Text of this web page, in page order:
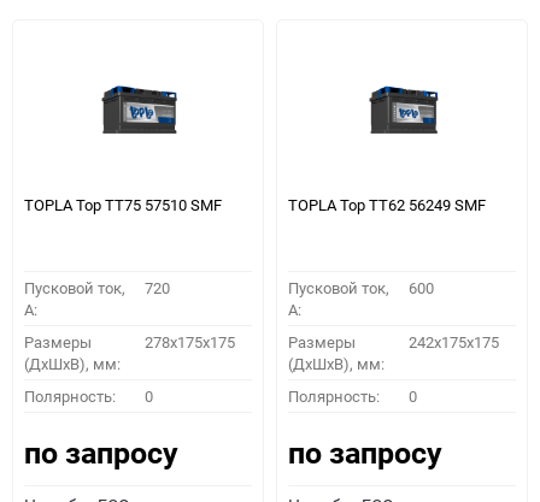
TOPLA Top TT75 57510 SMF
Пусковой ток,
A:
720
Размеры
(ДхШхВ), мм:
278x175x175
Полярность: 0
по запросу
TOPLA Top TT62 56249 SMF
Пусковой ток,
A:
600
Размеры
(ДхШхВ), мм:
242x175x175
Полярность: 0
по запросу